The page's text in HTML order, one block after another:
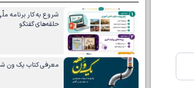
شروع به کار برنامه
حلقه‌های گفتگو
معرفی کتاب یک ون